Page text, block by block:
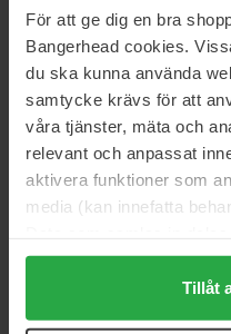
För att ge dig en bra
Bangerhead cookies.
du ska kunna använda
samtycke krävs för att
våra tjänster, mäta och
relevant och anpassat
aktivera funktioner som
media (kan innefatta
Genom att trycka på
alla cookies, medan du
användningen av
Tillåt
Hydration Shampoo
45 €
Sebastian Professional
Twisted Elastic Curls Shampoo
250 ml
Spring Clean Deep Clean Rinse